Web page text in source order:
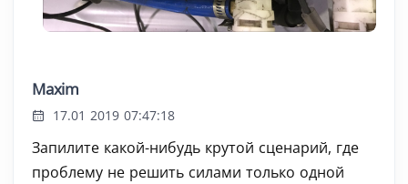
Maxim
17.01 2019 07:47:18
Запилите какой-нибудь крутой сценарий, где
проблему не решить силами только одной